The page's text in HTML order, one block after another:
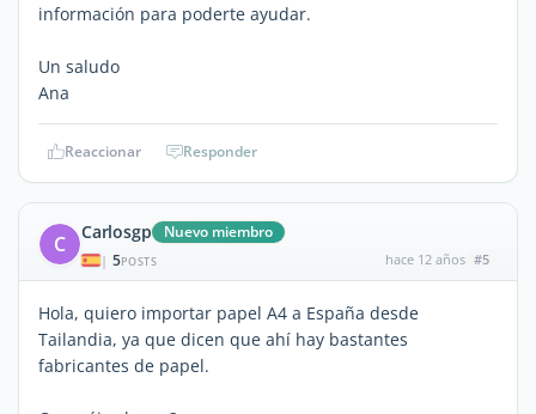
información para poderte ayudar.
Un saludo
Ana
Reaccionar Responder
C Carlosgp Nuevo miembro
| 5POSTS hace 12 años #5
Hola, quiero importar papel A4 a España desde
Tailandia, ya que dicen que ahí hay bastantes
fabricantes de papel.